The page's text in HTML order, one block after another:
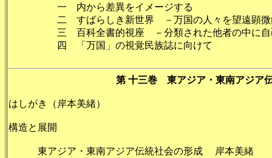
一 内から差異をイメージす
二 すばらしき新世界 －万国の人々を望遠顕
三 百科全書的視座 －分類された他者の中に
四 「万国」の視覚民族誌に向け
第 十三巻 東アジア・東南アジア
はしがき（岸本美緒）
構造と展開
東アジア・東南アジア伝統社会の形成 岸本美